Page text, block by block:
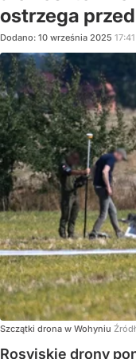
ostrzega
Dodano: 10 września 2025 17:41
Szczątki drona w Wohyniu
Rosyjskie drony